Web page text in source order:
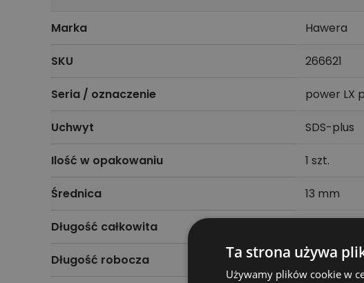
Marka Hawera
SKU 266621
Seria / oznaczenie power LX
Uchwyt SDS-plus
Ilość w opakowaniu 1 szt.
Średnica 13 mm
Długość całkowita
Długość robocza 100 mm
Ta strona używa
Używamy plików cookie w